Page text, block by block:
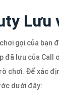
Lưu
gọi của bạn
đã lưu của Call
chơi. Để xác
dưới đây: